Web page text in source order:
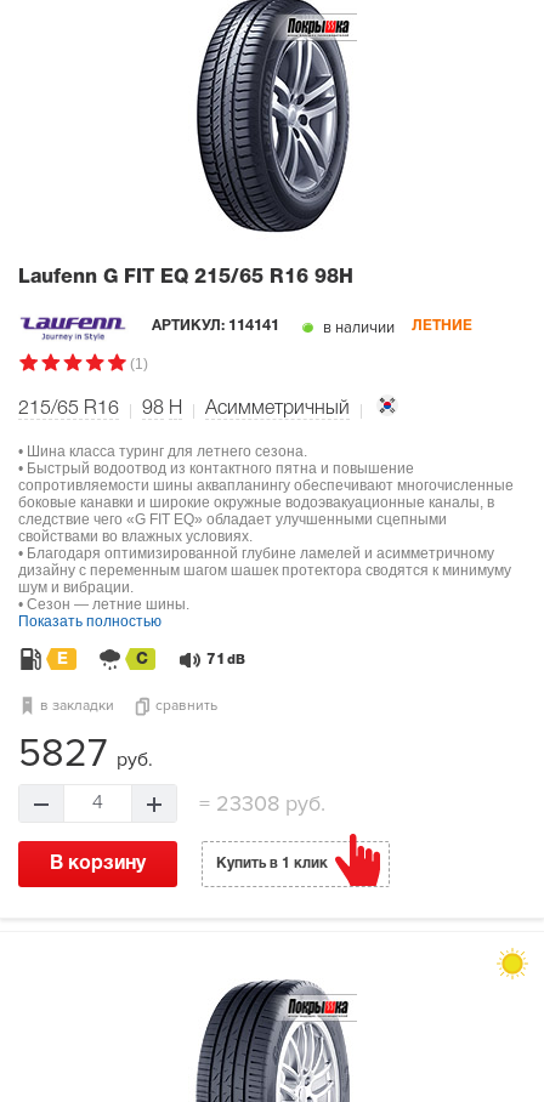
Laufenn G FIT EQ 215/65 R16 98H
АРТИКУЛ: 114141 в наличии ЛЕТНИЕ
(1)
215/65 R16 98 H Асимметричный
• Шина класса туринг для летнего сезона.
• Быстрый водоотвод из контактного пятна и повышение
сопротивляемости шины аквапланингу обеспечивают многочисленные
боковые канавки и широкие окружные водоэвакуационные каналы, в
следствие чего «G FIT EQ» обладает улучшенными сцепными
свойствами во влажных условиях.
• Благодаря оптимизированной глубине ламелей и асимметричному
дизайну с переменным шагом шашек протектора сводятся к минимуму
шум и вибрации.
• Сезон — летние шины.
Показать полностью
E C 71 dB
в закладки сравнить
5827 руб.
4 =23308 руб.
В корзину Купить в 1 клик